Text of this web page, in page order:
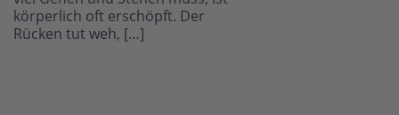
körperlich oft erschöpft. Der
Rücken tut weh, […]